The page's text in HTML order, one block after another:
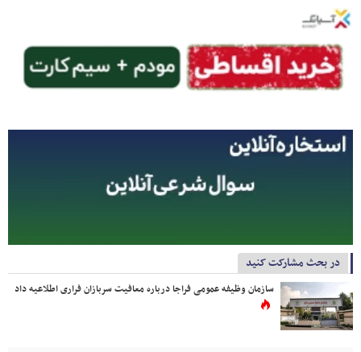
در بحث مشارکت کنید
سازمان وظیفه عمومی فراجا درباره معافیت سربازان فراری اطلاعیه داد